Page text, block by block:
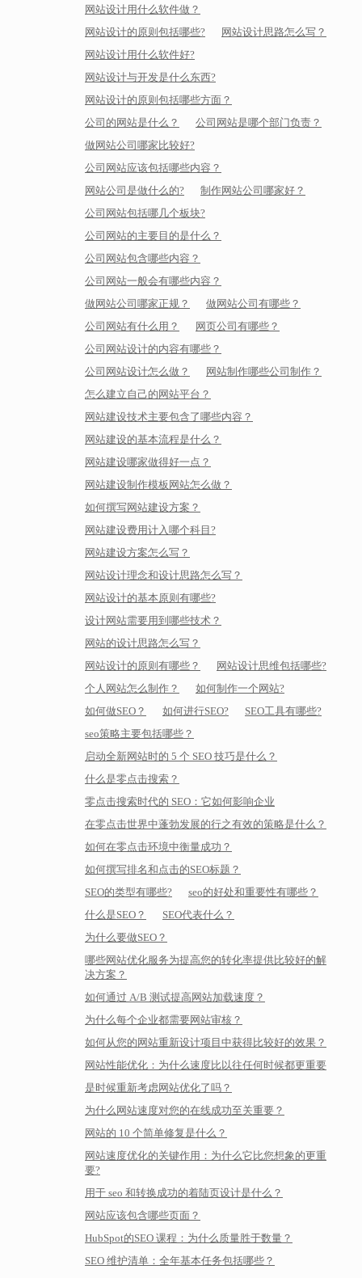
网站设计用什么软件做？
网站设计的原则包括哪些?
网站设计思路怎么写？
网站设计用什么软件好?
网站设计与开发是什么东西?
网站设计的原则包括哪些方面？
公司的网站是什么？
公司网站是哪个部门负责？
做网站公司哪家比较好?
公司网站应该包括哪些内容？
网站公司是做什么的?
制作网站公司哪家好？
公司网站包括哪几个板块?
公司网站的主要目的是什么？
公司网站包含哪些内容？
公司网站一般会有哪些内容？
做网站公司哪家正规？
做网站公司有哪些？
公司网站有什么用？
网页公司有哪些？
公司网站设计的内容有哪些？
公司网站设计怎么做？
网站制作哪些公司制作？
怎么建立自己的网站平台？
网站建设技术主要包含了哪些内容？
网站建设的基本流程是什么？
网站建设哪家做得好一点？
网站建设制作模板网站怎么做？
如何撰写网站建设方案？
网站建设费用计入哪个科目?
网站建设方案怎么写？
网站设计理念和设计思路怎么写？
网站设计的基本原则有哪些?
设计网站需要用到哪些技术？
网站的设计思路怎么写？
网站设计的原则有哪些？
网站设计思维包括哪些?
个人网站怎么制作？
如何制作一个网站?
如何做SEO？
如何进行SEO?
SEO工具有哪些?
seo策略主要包括哪些？
启动全新网站时的 5 个 SEO 技巧是什么？
什么是零点击搜索？
零点击搜索时代的 SEO：它如何影响企业
在零点击世界中蓬勃发展的行之有效的策略是什么？
如何在零点击环境中衡量成功？
如何撰写排名和点击的SEO标题？
SEO的类型有哪些?
seo的好处和重要性有哪些？
什么是SEO？
SEO代表什么？
为什么要做SEO？
哪些网站优化服务为提高您的转化率提供比较好的解
决方案？
如何通过 A/B 测试提高网站加载速度？
为什么每个企业都需要网站审核？
如何从您的网站重新设计项目中获得比较好的效果？
网站性能优化：为什么速度比以往任何时候都更重要
是时候重新考虑网站优化了吗？
为什么网站速度对您的在线成功至关重要？
网站的 10 个简单修复是什么？
网站速度优化的关键作用：为什么它比您想象的更重
要?
用于 seo 和转换成功的着陆页设计是什么？
网站应该包含哪些页面？
HubSpot的SEO 课程：为什么质量胜于数量？
SEO 维护清单：全年基本任务包括哪些？